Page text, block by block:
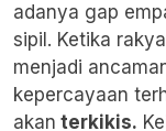
adanya gap
sipil. Ketika
menjadi
kepercayaan
akan terkikis.